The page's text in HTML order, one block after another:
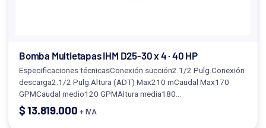
Bomba Multietapas IHM D25-30 x 4 · 40 HP
Especificaciones técnicasConexión succión2.1/2 Pulg.Conexión
descarga2.1/2 Pulg.Altura (ADT) Max210 mCaudal Max170
GPMCaudal medio120 GPMAltura media180…
$13.819.000 + IVA